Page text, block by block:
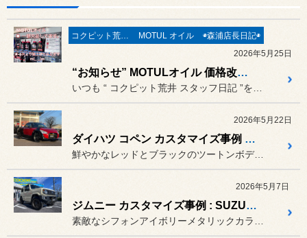
MOTUL オイル
◉森浦店長日記◉
2026年5月25日
“お知らせ” MOTULオイル 価格改定のお知らせ m(_ _)m
2026年5月22日
ダイハツ コペン カスタマイズ事例 : DAIHATSU COPEN XPLAY LA400K × RAYS VOLK RACING G025
鮮やかなレッドとブラックのツートンボディが目を引くコペン（LA40...
2026年5月7日
ジムニー カスタマイズ事例 : SUZUKI Jimny JB64 × ENKEI ALLROAD RPT1 Matte Bronze COLOR